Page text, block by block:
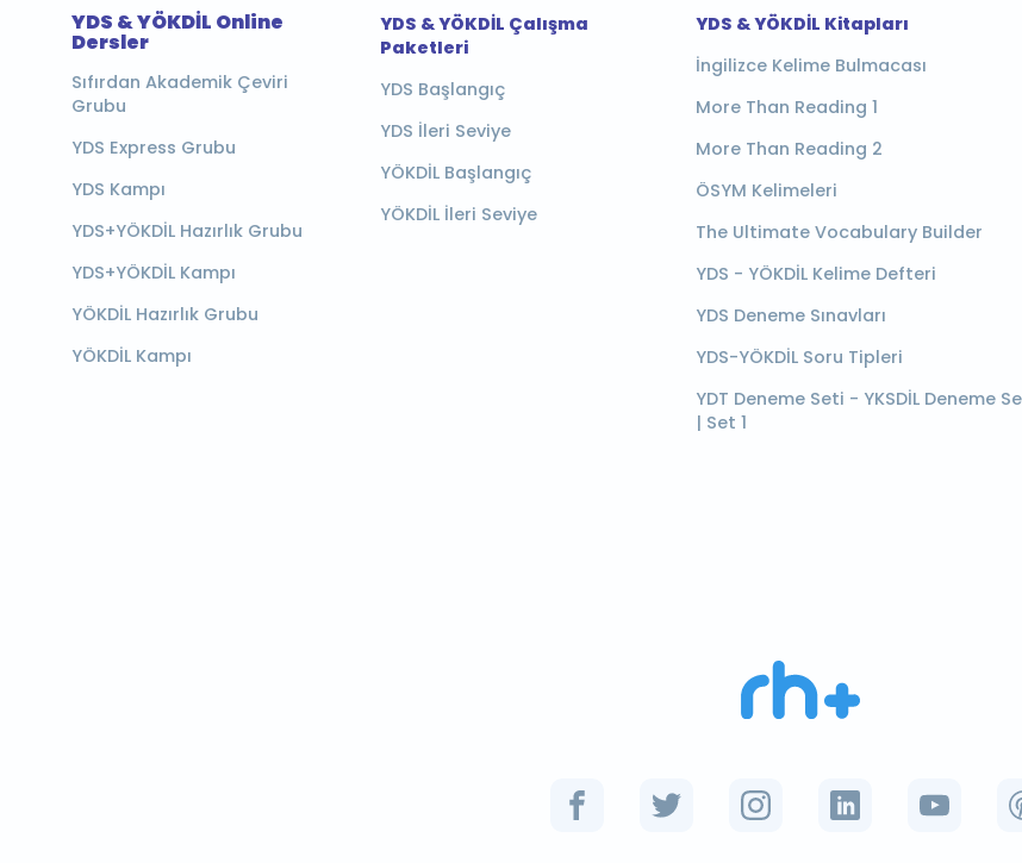
YDS & YÖKDİL Online
Dersler
Sıfırdan Akademik Çeviri
Grubu
YDS Express Grubu
YDS Kampı
YDS+YÖKDİL Hazırlık Grubu
YDS+YÖKDİL Kampı
YÖKDİL Hazırlık Grubu
YÖKDİL Kampı
YDS & YÖKDİL Çalışma
Paketleri
YDS Başlangıç
YDS İleri Seviye
YÖKDİL Başlangıç
YÖKDİL İleri Seviye
YDS & YÖKDİL Kitapları
İngilizce Kelime Bulmacası
More Than Reading 1
More Than Reading 2
ÖSYM Kelimeleri
The Ultimate Vocabulary Builder
YDS - YÖKDİL Kelime Defteri
YDS Deneme Sınavları
YDS-YÖKDİL Soru Tipleri
YDT Deneme Seti - YKSDİL Deneme
| Set 1